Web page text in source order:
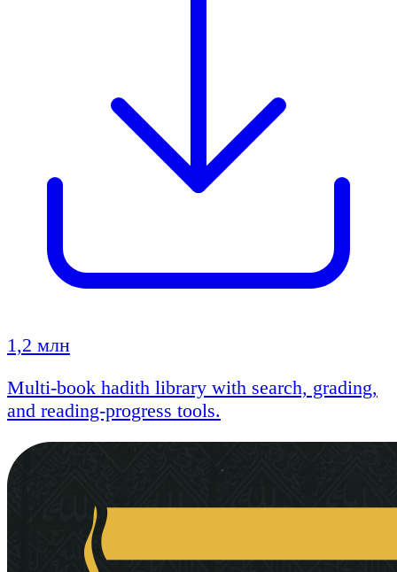
1,2 млн
Multi-book hadith library with search, grading,
and reading-progress tools.